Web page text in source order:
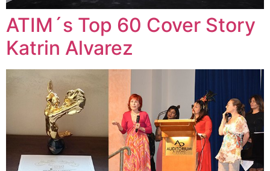
ATIM´s Top 60 Cover Story
Katrin Alvarez